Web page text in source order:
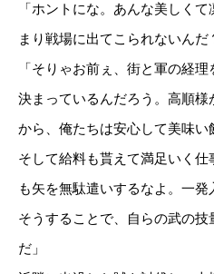
「ホントにな。あんな美しく
まり戦場に出てこられないんだ
「そりゃお前ぇ、街と軍の経
決まっているんだろう。高順
から、俺たちは安心して美味い
そして給料も貰えて満足いく
も矢を無駄遣いするなよ。一発
そうすることで、自らの武の
だ」